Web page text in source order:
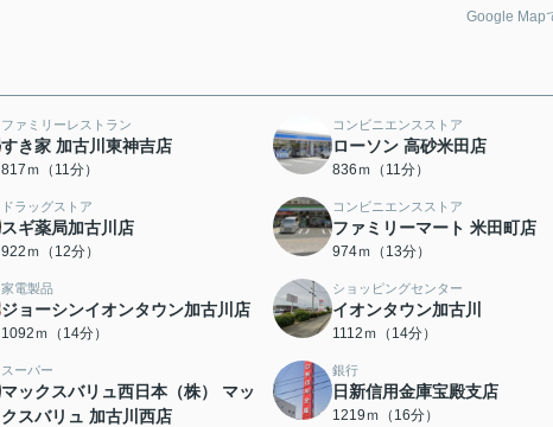
Google Map
ファミリーレストラン
すき家 加古川東神吉店
817ｍ（11分）
コンビニエンスストア
ローソン 高砂米田店
836ｍ（11分）
ドラッグストア
スギ薬局加古川店
922ｍ（12分）
コンビニエンスストア
ファミリーマート 米田町店
974ｍ（13分）
家電製品
ジョーシンイオンタウン加古川店
1092ｍ（14分）
ショッピングセンター
イオンタウン加古川
1112ｍ（14分）
スーパー
マックスバリュ西日本（株） マッ
クスバリュ 加古川西店
銀行
日新信用金庫宝殿支店
1219ｍ（16分）